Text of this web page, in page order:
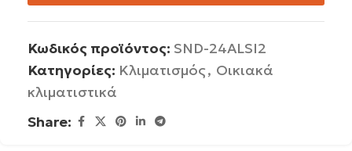
Κωδικός προϊόντος: SND-24ALSI2
Κατηγορίες: Κλιματισμός, Οικιακά
κλιματιστικά
Share: